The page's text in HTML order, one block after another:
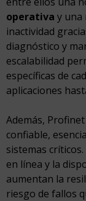
operativa y una
inactividad
diagnóstico y
escalabilidad
específicas de
aplicaciones
Además,
confiable,
sistemas
en línea y la
aumentan la
riesgo de fallos